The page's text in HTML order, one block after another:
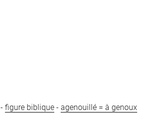
-figure biblique -agenouillé = à genoux